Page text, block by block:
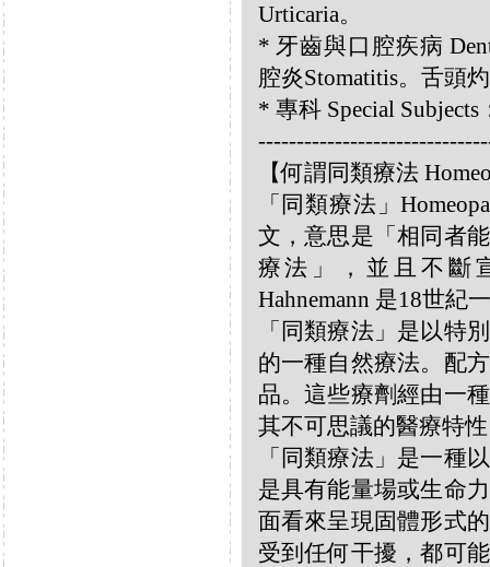
Urticaria。
* 牙齒與口腔疾病
腔炎Stomatitis。舌頭
* 專科 Special Subjects
【何謂同類療法
「同類療法」
文，意思是「相同者
療法」，並且不斷
Hahnemann 是18世紀
「同類療法」是以特
的一種自然療法。配
品。這些療劑經由一
其不可思議的醫療特
「同類療法」是一種
是具有能量場或生命
面看來呈現固體形式
受到任何干擾，都可